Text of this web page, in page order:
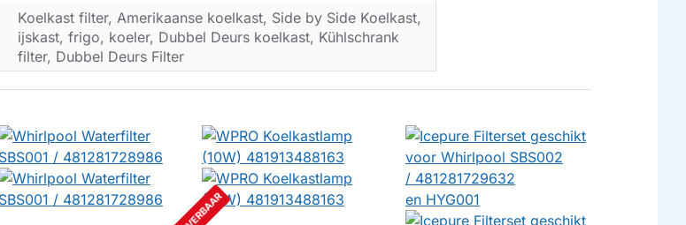
Koelkast filter, Amerikaanse koelkast, Side by Side Koelkast,
ijskast, frigo, koeler, Dubbel Deurs koelkast, Kühlschrank
filter, Dubbel Deurs Filter